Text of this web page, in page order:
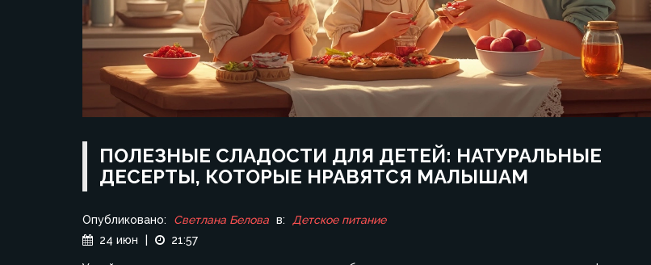
ПОЛЕЗНЫЕ СЛАДОСТИ ДЛЯ ДЕТЕЙ: НАТУРАЛЬНЫЕ
ДЕСЕРТЫ, КОТОРЫЕ НРАВЯТСЯ МАЛЫШАМ
Опубликовано: Светлана Белова в:
Детское питание
24 июн
21:57